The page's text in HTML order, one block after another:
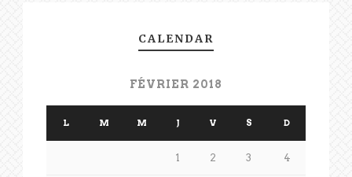
CALENDAR
FÉVRIER 2018
L M M J V S D
1 2 3 4